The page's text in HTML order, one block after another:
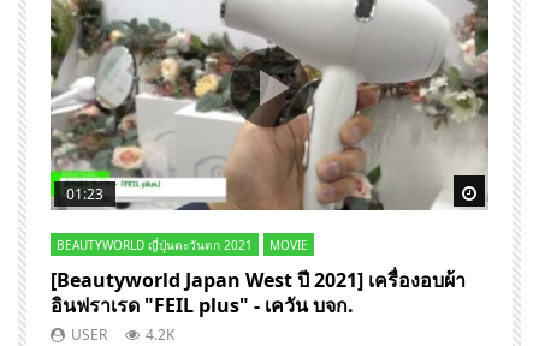
Watch Later Watch
01:23
BEAUTYWORLD ญี่ปุ่นตะวันตก 2021 MOVIE
[Beautyworld Japan West ปี 2021] เครื่องอบผ้า
อินฟราเรด "FEIL plus" - เควัน บจก.
USER 4.2K